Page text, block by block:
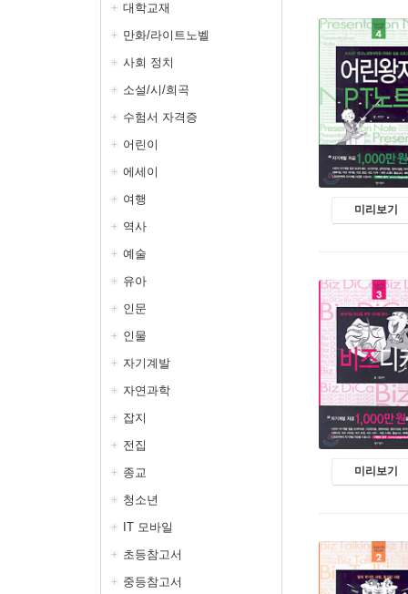
대학교재
만화/라이트노벨
사회 정치
소설/시/희곡
수험서 자격증
어린이
에세이
여행
역사
예술
유아
인문
인물
자기계발
자연과학
잡지
전집
종교
청소년
IT 모바일
초등참고서
중등참고서
미리보기
미리보기